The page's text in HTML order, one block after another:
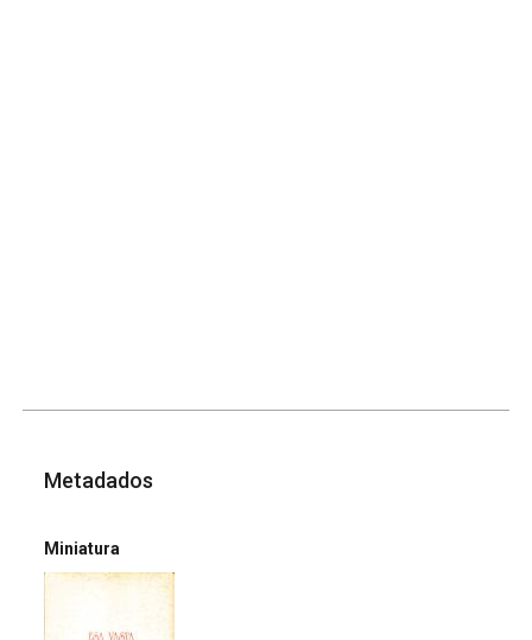
Metadados
Miniatura